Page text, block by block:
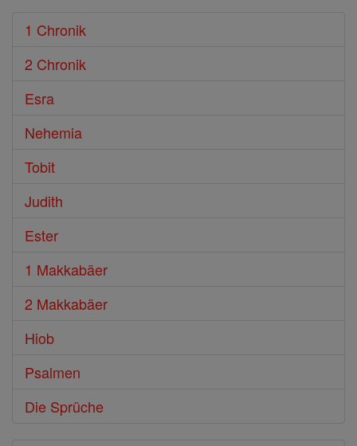
1 Chronik
2 Chronik
Esra
Nehemia
Tobit
Judith
Ester
1 Makkabäer
2 Makkabäer
Hiob
Psalmen
Die Sprüche